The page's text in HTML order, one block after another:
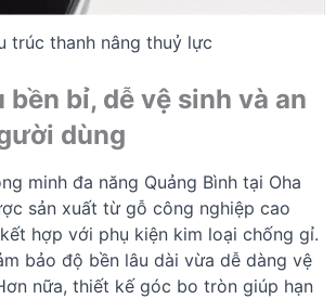
trúc thanh nâng thuỷ lực
bền bỉ, dễ vệ sinh và an
dùng
minh đa năng Quảng Bình tại Oha
sản xuất từ gỗ công nghiệp cao
hợp với phụ kiện kim loại chống gỉ.
bảo độ bền lâu dài vừa dễ dàng vệ
nữa, thiết kế góc bo tròn giúp hạn